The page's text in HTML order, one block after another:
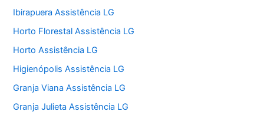
Ibirapuera Assistência LG
Horto Florestal Assistência LG
Horto Assistência LG
Higienópolis Assistência LG
Granja Viana Assistência LG
Granja Julieta Assistência LG